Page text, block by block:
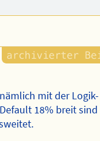
mit der Logik-
18% breit